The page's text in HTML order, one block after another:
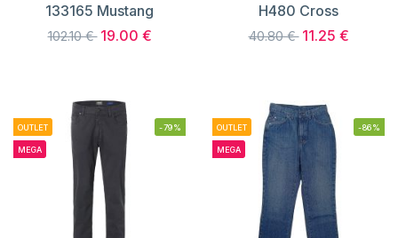
133165 Mustang
102.10 € 19.00 €
H480 Cross
40.80 € 11.25 €
OUTLET
MEGA
-79% OUTLET
MEGA
-86%